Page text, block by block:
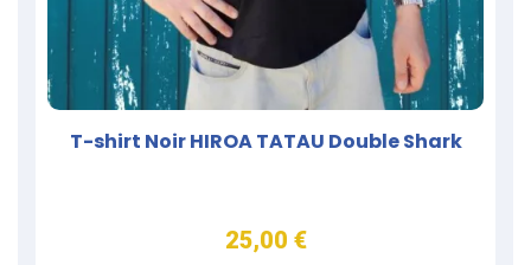
T-shirt Noir HIROA TATAU Double Shark
25,00 €